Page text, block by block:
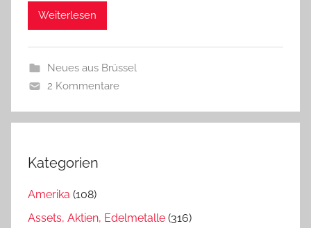
Weiterlesen
Neues aus Brüssel
2 Kommentare
Kategorien
Amerika (108)
Assets, Aktien, Edelmetalle (316)